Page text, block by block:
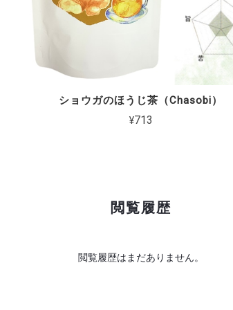
ショウガのほうじ茶（Chasobi）
¥713
閲覧履歴
閲覧履歴はまだありません。